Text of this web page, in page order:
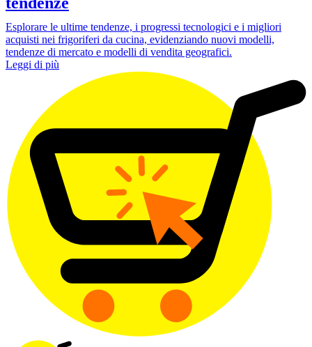
Esplorare le ultime tendenze, i progressi tecnologici e i migliori
acquisti nei frigoriferi da cucina, evidenziando nuovi modelli,
tendenze di mercato e modelli di vendita geografici.
Leggi di più